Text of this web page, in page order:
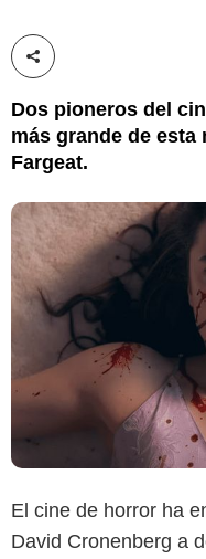
Compartir esta noticia
Dos pioneros del
más grande de esta
Fargeat.
El cine de horror ha
David Cronenberg a